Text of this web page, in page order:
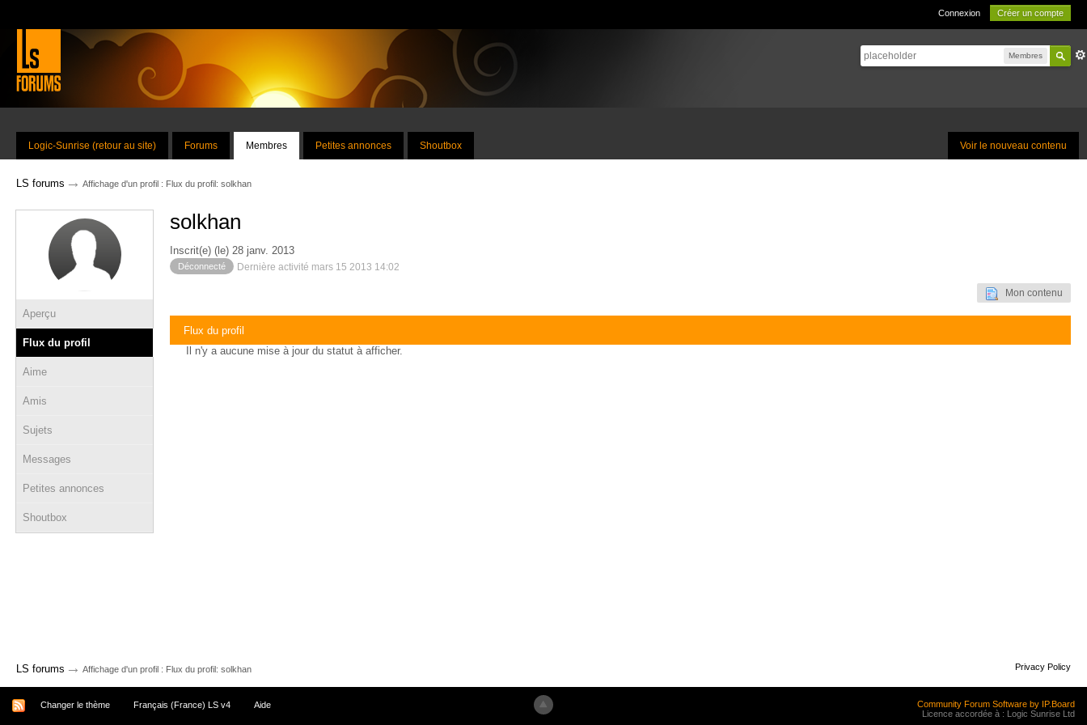
Connexion Créer un compte
Membres
Voir le nouveau contenu
Logic-Sunrise (retour au site) Forums Membres Petites annonces Shoutbox
LS forums → Affichage d'un profil : Flux du profil: solkhan
Aperçu
Flux du profil
Aime
Amis
Sujets
Messages
Petites annonces
Shoutbox
solkhan
Inscrit(e) (le) 28 janv. 2013
Déconnecté Dernière activité mars 15 2013 14:02
Mon contenu
Flux du profil
Il n'y a aucune mise à jour du statut à afficher.
LS forums → Affichage d'un profil : Flux du profil: solkhan Privacy Policy
Changer le thème Français (France) LS v4 Aide
Community Forum Software by IP.Board
Licence accordée à : Logic Sunrise Ltd